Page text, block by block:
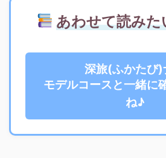
あわせて読みた
深旅(ふかたび)
モデルコースと一緒に
ね♪